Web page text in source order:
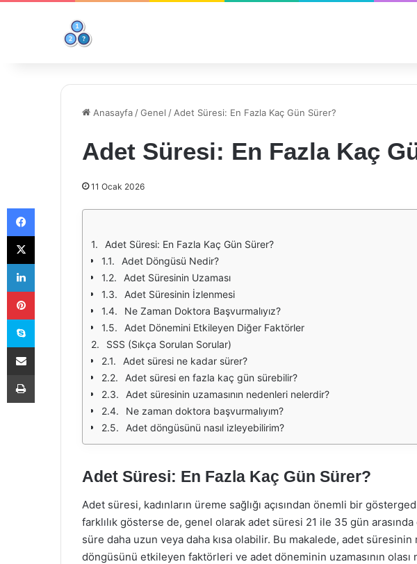
Anasayfa /Genel / Adet Süresi: En Fazla Kaç Gün Sürer?
Adet Süresi: En Fazla Kaç
11 Ocak 2026
Adet Süresi: En Fazla Kaç Gün Sürer?
Adet Döngüsü Nedir?
Adet Süresinin Uzaması
Adet Süresinin İzlenmesi
Ne Zaman Doktora Başvurmalıyız?
Adet Dönemini Etkileyen Diğer Faktörler
SSS (Sıkça Sorulan Sorular)
Adet süresi ne kadar sürer?
Adet süresi en fazla kaç gün sürebilir?
Adet süresinin uzamasının nedenleri nelerdir?
Ne zaman doktora başvurmalıyım?
Adet döngüsünü nasıl izleyebilirim?
Adet Süresi: En Fazla Kaç Gün Sürer?
Adet süresi, kadınların üreme sağlığı açısından önemli bir
farklılık gösterse de, genel olarak adet süresi 21 ile 35 gün
süre daha uzun veya daha kısa olabilir. Bu makalede, adet
döngüsünü etkileyen faktörleri ve adet döneminin uzamasının
Facebook
X
LinkedIn
Pinterest
Skype
E-Posta ile paylaş